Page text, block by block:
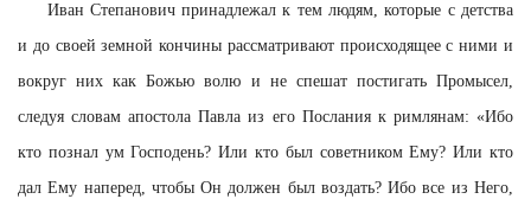
Иван Степанович принадлежал к тем людям, которые с детства
и до своей земной кончины рассматривают происходящее с ними и
вокруг них как Божью волю и не спешат постигать Промысел,
следуя словам апостола Павла из его Послания к римлянам: «Ибо
кто познал ум Господень? Или кто был советником Ему? Или кто
дал Ему наперед, чтобы Он должен был воздать? Ибо все из Него,